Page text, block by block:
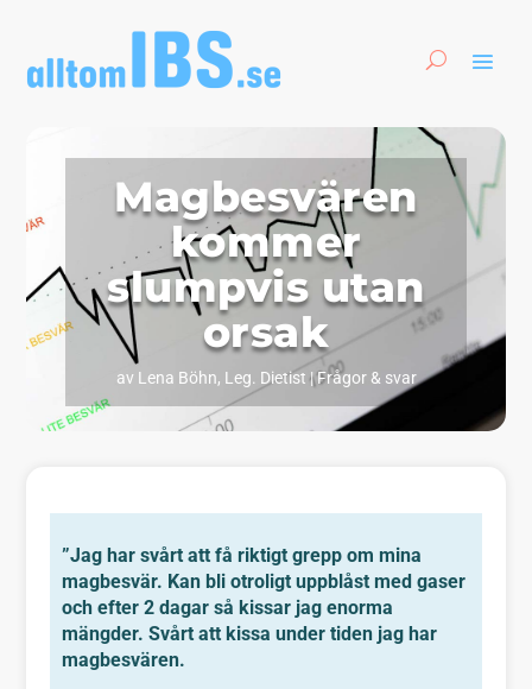
Magbesvären
kommer
slumpvis utan
orsak
av Lena Böhn, Leg. Dietist |Frågor & svar
”Jag har svårt att få riktigt grepp om mina
magbesvär. Kan bli otroligt uppblåst med gaser
och efter 2 dagar så kissar jag enorma
mängder. Svårt att kissa under tiden jag har
magbesvären.